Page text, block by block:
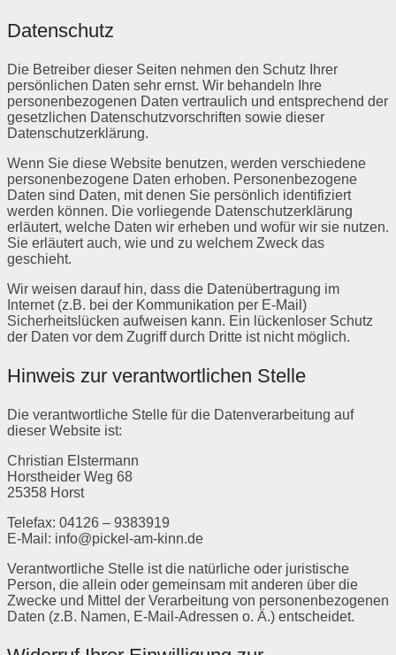
Datenschutz
Die Betreiber dieser Seiten nehmen den Schutz Ihrer
persönlichen Daten sehr ernst. Wir behandeln Ihre
personenbezogenen Daten vertraulich und entsprechend der
gesetzlichen Datenschutzvorschriften sowie dieser
Datenschutzerklärung.
Wenn Sie diese Website benutzen, werden verschiedene
personenbezogene Daten erhoben. Personenbezogene
Daten sind Daten, mit denen Sie persönlich identifiziert
werden können. Die vorliegende Datenschutzerklärung
erläutert, welche Daten wir erheben und wofür wir sie nutzen.
Sie erläutert auch, wie und zu welchem Zweck das
geschieht.
Wir weisen darauf hin, dass die Datenübertragung im
Internet (z.B. bei der Kommunikation per E-Mail)
Sicherheitslücken aufweisen kann. Ein lückenloser Schutz
der Daten vor dem Zugriff durch Dritte ist nicht möglich.
Hinweis zur verantwortlichen Stelle
Die verantwortliche Stelle für die Datenverarbeitung auf
dieser Website ist:
Christian Elstermann
Horstheider Weg 68
25358 Horst
Telefax: 04126 – 9383919
E-Mail: info@pickel-am-kinn.de
Verantwortliche Stelle ist die natürliche oder juristische
Person, die allein oder gemeinsam mit anderen über die
Zwecke und Mittel der Verarbeitung von personenbezogenen
Daten (z.B. Namen, E-Mail-Adressen o. Ä.) entscheidet.